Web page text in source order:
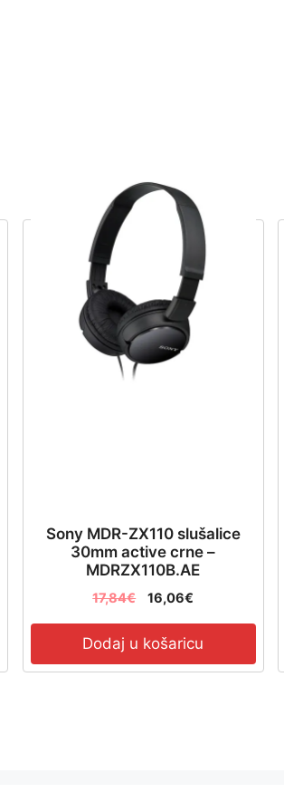
Sony MDR-ZX110 slušalice
30mm active crne –
MDRZX110B.AE
17,84€ 16,06€
Dodaj u košaricu